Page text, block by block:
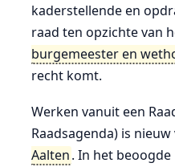
kaderstellende en
raad ten opzichte van
burgemeester en
recht komt.
Werken vanuit een
Raadsagenda) is
Aalten. In het